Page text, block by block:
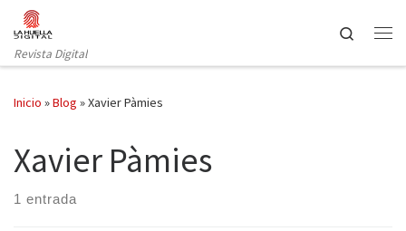
Saltar al contenido
Revista Digital
Search
Inicio »Blog »Xavier Pàmies
Xavier Pàmies
1 entrada